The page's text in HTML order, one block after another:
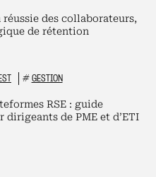
des collaborateurs,
de rétention
# GESTION
RSE : guide
dirigeants de PME et d’ETI